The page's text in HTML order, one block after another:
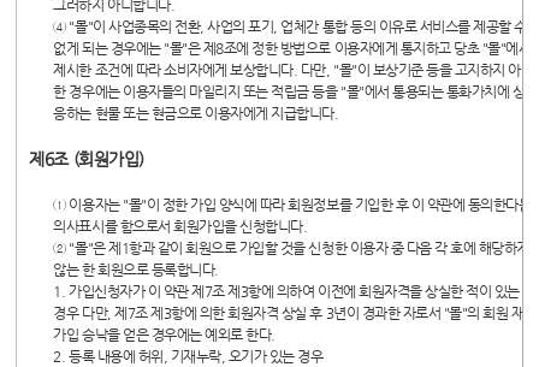
그러하지 아니합니다.
④ "몰"이 사업종목의 전환, 사업의 포기, 업체간 통합 등의 이유로 서비스를 제공할 수
없게 되는 경우에는 "몰"은 제8조에 정한 방법으로 이용자에게 통지하고 당초 "몰"에서
제시한 조건에 따라 소비자에게 보상합니다. 다만, "몰"이 보상기준 등을 고지하지 아니
한 경우에는 이용자들의 마일리지 또는 적립금 등을 "몰"에서 통용되는 통화가치에 상
응하는 현물 또는 현금으로 이용자에게 지급합니다.
제6조 (회원가입)
① 이용자는 "몰"이 정한 가입 양식에 따라 회원정보를 기입한 후 이 약관에 동의한다는
의사표시를 함으로서 회원가입을 신청합니다.
② "몰"은 제1항과 같이 회원으로 가입할 것을 신청한 이용자 중 다음 각 호에 해당하지
않는 한 회원으로 등록합니다.
1. 가입신청자가 이 약관 제7조 제3항에 의하여 이전에 회원자격을 상실한 적이 있는
경우 다만, 제7조 제3항에 의한 회원자격 상실 후 3년이 경과한 자로서 "몰"의 회원 재
가입 승낙을 얻은 경우에는 예외로 한다.
2. 등록 내용에 허위, 기재누락, 오기가 있는 경우